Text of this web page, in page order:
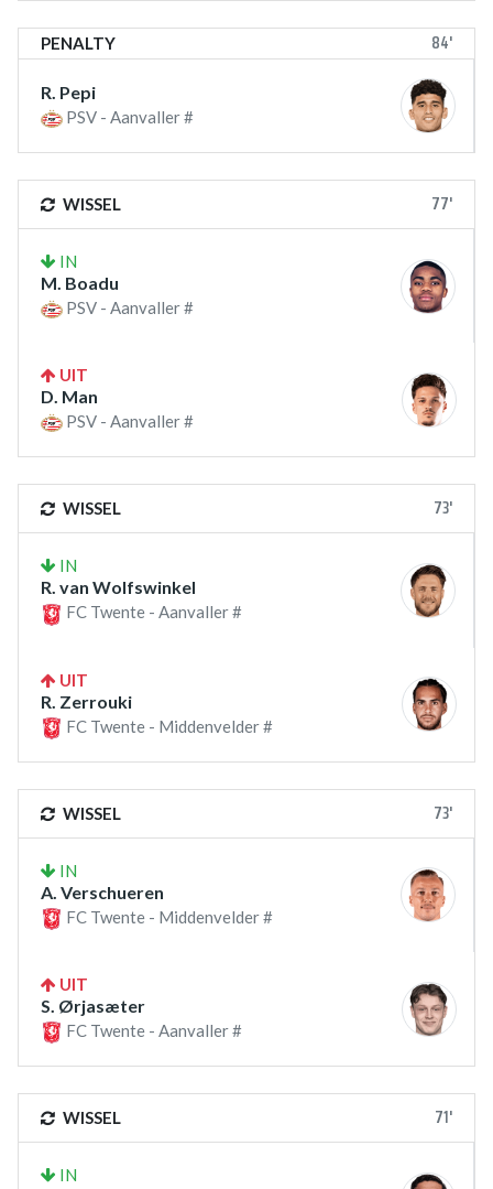
PENALTY 84'
R. Pepi
PSV - Aanvaller #
WISSEL 77'
IN
M. Boadu
PSV - Aanvaller #
UIT
D. Man
PSV - Aanvaller #
WISSEL 73'
IN
R. van Wolfswinkel
FC Twente - Aanvaller #
UIT
R. Zerrouki
FC Twente - Middenvelder #
WISSEL 73'
IN
A. Verschueren
FC Twente - Middenvelder #
UIT
S. Ørjasæter
FC Twente - Aanvaller #
WISSEL 71'
IN